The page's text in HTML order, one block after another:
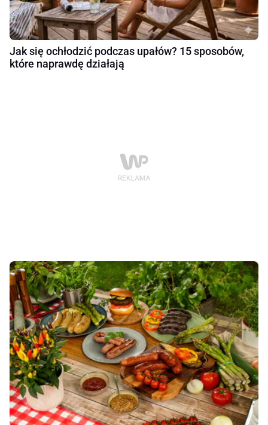
Jak się ochłodzić podczas upałów? 15 sposobów,
które naprawdę działają